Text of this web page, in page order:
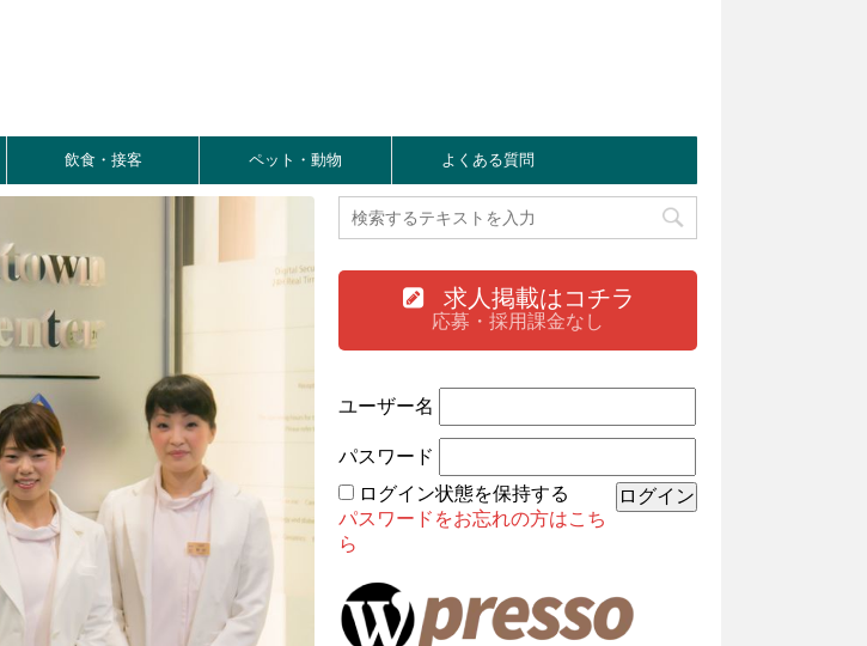
飲食・接客 ペット・動物 よくある質問
求人掲載はコチラ
応募・採用課金なし
ユーザー名
パスワード
ログイン状態を保持する
パスワードをお忘れの方はこち
ら